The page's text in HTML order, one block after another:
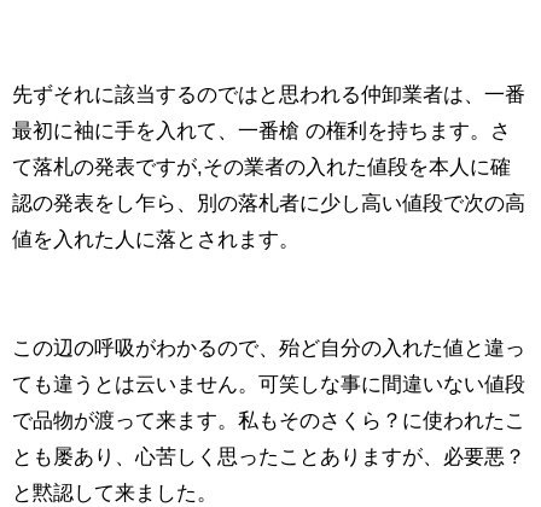
先ずそれに該当するのではと思われる仲卸業者は、一番
最初に袖に手を入れて、一番槍 の権利を持ちます。さ
て落札の発表ですが,その業者の入れた値段を本人に確
認の発表をし乍ら、別の落札者に少し高い値段で次の高
値を入れた人に落とされます。
この辺の呼吸がわかるので、殆ど自分の入れた値と違っ
ても違うとは云いません。可笑しな事に間違いない値段
で品物が渡って来ます。私もそのさくら？に使われたこ
とも屡あり、心苦しく思ったことありますが、必要悪？
と黙認して来ました。